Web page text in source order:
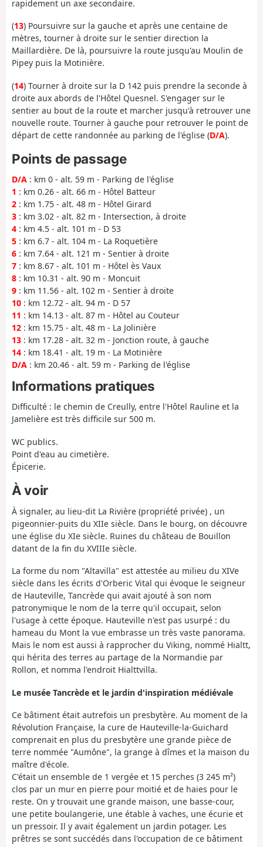
rapidement un axe secondaire.
(13) Poursuivre sur la gauche et après une centaine de
mètres, tourner à droite sur le sentier direction la
Maillardière. De là, poursuivre la route jusqu'au Moulin de
Pipey puis la Motinière.
(14) Tourner à droite sur la D 142 puis prendre la seconde à
droite aux abords de l'Hôtel Quesnel. S'engager sur le
sentier au bout de la route et marcher jusqu'à retrouver une
nouvelle route. Tourner à gauche pour retrouver le point de
départ de cette randonnée au parking de l'église (D/A).
Points de passage
D/A : km 0 - alt. 59 m - Parking de l'église
1 : km 0.26 - alt. 66 m - Hôtel Batteur
2 : km 1.75 - alt. 48 m - Hôtel Girard
3 : km 3.02 - alt. 82 m - Intersection, à droite
4 : km 4.5 - alt. 101 m - D 53
5 : km 6.7 - alt. 104 m - La Roquetière
6 : km 7.64 - alt. 121 m - Sentier à droite
7 : km 8.67 - alt. 101 m - Hôtel ès Vaux
8 : km 10.31 - alt. 90 m - Moncuit
9 : km 11.56 - alt. 102 m - Sentier à droite
10 : km 12.72 - alt. 94 m - D 57
11 : km 14.13 - alt. 87 m - Hôtel au Couteur
12 : km 15.75 - alt. 48 m - La Jolinière
13 : km 17.28 - alt. 32 m - Jonction route, à gauche
14 : km 18.41 - alt. 19 m - La Motinière
D/A : km 20.46 - alt. 59 m - Parking de l'église
Informations pratiques
Difficulté : le chemin de Creully, entre l'Hôtel Rauline et la
Jamelière est très difficile sur 500 m.
WC publics.
Point d'eau au cimetière.
Épicerie.
À voir
À signaler, au lieu-dit La Rivière (propriété privée) , un
pigeonnier-puits du XIIe siècle. Dans le bourg, on découvre
une église du XIe siècle. Ruines du château de Bouillon
datant de la fin du XVIIIe siècle.
La forme du nom "Altavilla" est attestée au milieu du XIVe
siècle dans les écrits d'Orberic Vital qui évoque le seigneur
de Hauteville, Tancrède qui avait ajouté à son nom
patronymique le nom de la terre qu'il occupait, selon
l'usage à cette époque. Hauteville n'est pas usurpé : du
hameau du Mont la vue embrasse un très vaste panorama.
Mais le nom est aussi à rapprocher du Viking, nommé Hialtt,
qui hérita des terres au partage de la Normandie par
Rollon, et nomma l'endroit Hialttvilla.
Le musée Tancrède et le jardin d'inspiration médiévale
Ce bâtiment était autrefois un presbytère. Au moment de la
Révolution Française, la cure de Hauteville-la-Guichard
comprenait en plus du presbytère une grande pièce de
terre nommée "Aumône", la grange à dîmes et la maison du
maître d'école.
C'était un ensemble de 1 vergée et 15 perches (3 245 m²)
clos par un mur en pierre pour moitié et de haies pour le
reste. On y trouvait une grande maison, une basse-cour,
une petite boulangerie, une étable à vaches, une écurie et
un pressoir. Il y avait également un jardin potager. Les
prêtres se sont succédés dans l'occupation de ce bâtiment